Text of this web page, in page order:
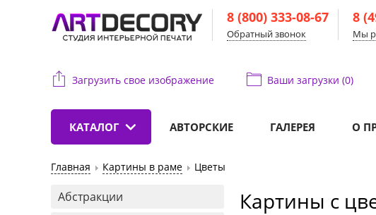
8 (800) 333-08-67
Обратный звонок
8
Мы
Загрузить свое изображение Ваши загрузки (0)
КАТАЛОГ АВТОРСКИЕ ГАЛЕРЕЯ О
Главная Картины в раме Цветы
Абстракции
Картины с